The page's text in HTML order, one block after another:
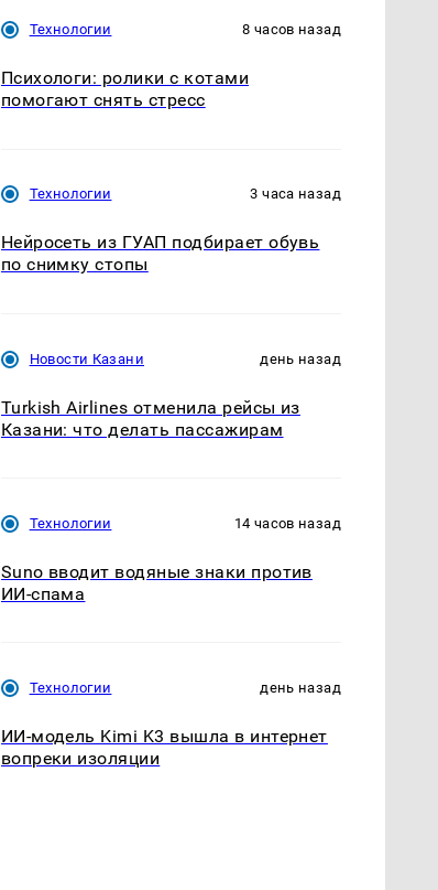
Технологии 8 часов назад
Психологи: ролики с котами
помогают снять стресс
Технологии 3 часа назад
Нейросеть из ГУАП подбирает обувь
по снимку стопы
Новости Казани день назад
Turkish Airlines отменила рейсы из
Казани: что делать пассажирам
Технологии 14 часов назад
Suno вводит водяные знаки против
ИИ-спама
Технологии день назад
ИИ-модель Kimi K3 вышла в интернет
вопреки изоляции